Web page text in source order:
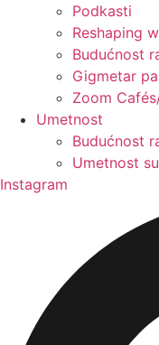
Podkasti
Reshaping
Budućnost
Gigmetar
Zoom
Umetnost
Budućnost
Umetnost
Instagram